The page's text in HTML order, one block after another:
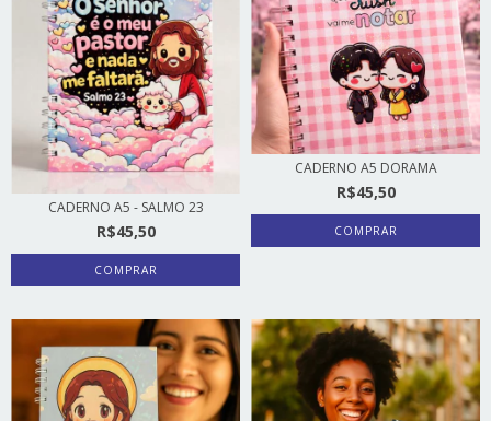
CADERNO A5 - SALMO 23
R$45,50
CADERNO A5 DORAMA
R$45,50